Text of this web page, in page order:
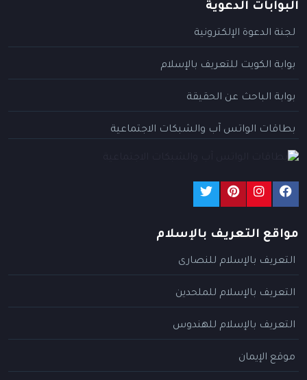
البوابات الدعوية
لجنة الدعوة الإلكترونية
بوابة الكويت للتعريف بالإسلام
بوابة الباحث عن الحقيقة
بطاقات الواتس آب والشبكات الاجتماعية
مواقع التعريف بالإسلام
التعريف بالإسلام للنصارى
التعريف بالإسلام للملحدين
التعريف بالإسلام للهندوس
موقع الإيمان